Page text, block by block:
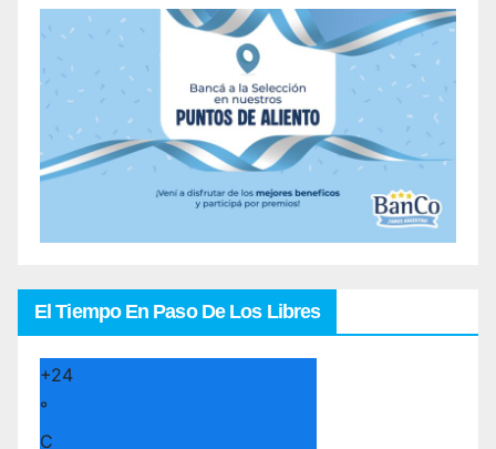
El Tiempo En Paso De Los Libres
+24
°
C